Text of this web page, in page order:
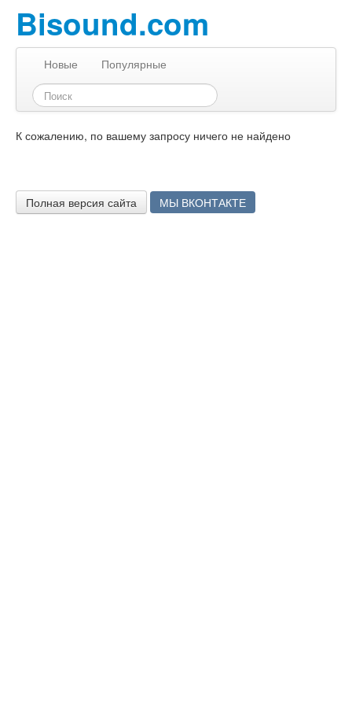
Bisound.com
Новые Популярные
К сожалению, по вашему запросу ничего не найдено
Полная версия сайта МЫ ВКОНТАКТЕ